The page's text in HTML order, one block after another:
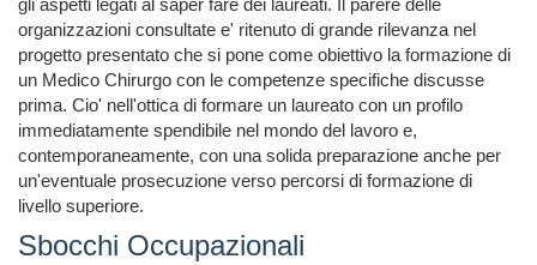
gli aspetti legati al saper fare dei laureati. Il parere delle
organizzazioni consultate e' ritenuto di grande rilevanza nel
progetto presentato che si pone come obiettivo la formazione di
un Medico Chirurgo con le competenze specifiche discusse
prima. Cio' nell'ottica di formare un laureato con un profilo
immediatamente spendibile nel mondo del lavoro e,
contemporaneamente, con una solida preparazione anche per
un'eventuale prosecuzione verso percorsi di formazione di
livello superiore.
Sbocchi Occupazionali